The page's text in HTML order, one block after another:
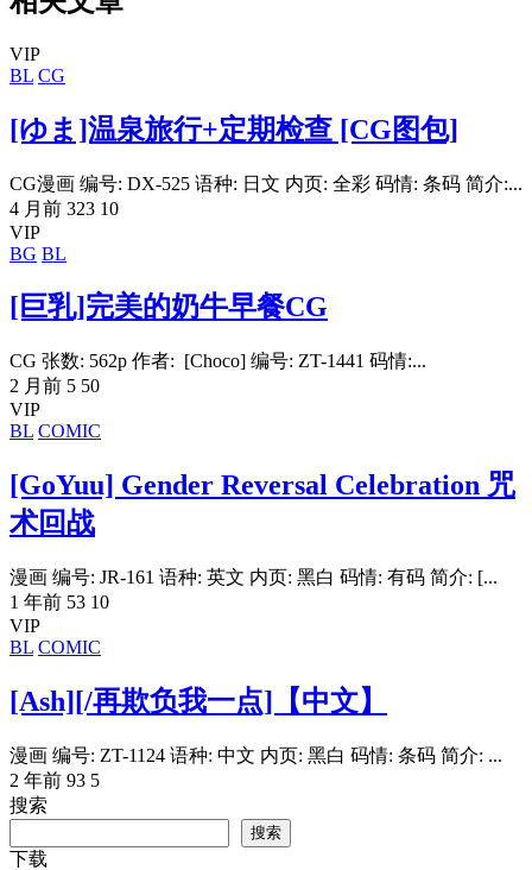
VIP
BL CG
[ゆま]温泉旅行+定期检查 [CG图包]
CG漫画 编号: DX-525 语种: 日文 内页: 全彩 码情: 条码 简介:...
4 月前 323 10
VIP
BG BL
[巨乳]完美的奶牛早餐CG
CG 张数: 562p 作者: [Choco] 编号: ZT-1441 码情:...
2 月前 5 50
VIP
BL COMIC
[GoYuu] Gender Reversal Celebration 咒
术回战
漫画 编号: JR-161 语种: 英文 内页: 黑白 码情: 有码 简介: [...
1 年前 53 10
VIP
BL COMIC
[Ash][/再欺负我一点]【中文】
漫画 编号: ZT-1124 语种: 中文 内页: 黑白 码情: 条码 简介: ...
2 年前 93 5
搜索
搜索
下载